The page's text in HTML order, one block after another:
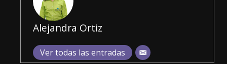
Alejandra Ortiz
Ver todas las entradas